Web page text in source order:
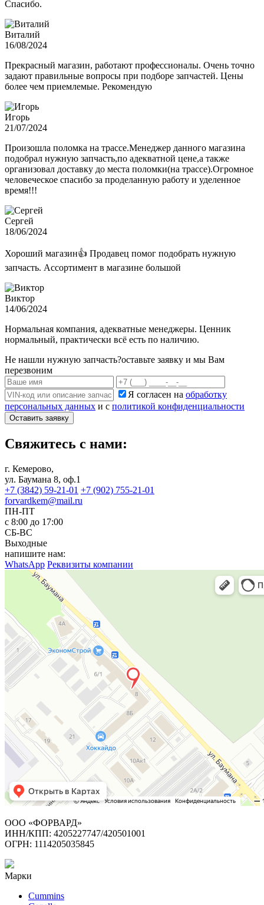
Спасибо.
Виталий
16/08/2024
Прекрасный магазин, работают профессионалы. Очень точно
задают правильные вопросы при подборе запчастей. Цены
более чем приемлемые. Рекомендую
Игорь
21/07/2024
Произошла поломка на трассе.Менеджер данного магазина
подобрал нужную запчасть,по адекватной цене,а также
организовал доставку до места поломки(на трассе).Огромное
человеческое спасибо за проделанную работу и уделенное
время!!!
Сергей
18/06/2024
Хороший магазин👍 Продавец помог подобрать нужную
запчасть. Ассортимент в магазине большой
Виктор
14/06/2024
Нормальная компания, адекватные менеджеры. Ценник
нормальный, практически всё есть по наличию.
Не нашли нужную запчасть?оставьте заявку и мы Вам
перезвоним
Я согласен на обработку
персональных данных и с политикой конфиденциальности
Оставить заявку
Свяжитесь с нами:
г. Кемерово,
ул. Баумана 8, оф.1
+7 (3842) 59-21-01 +7 (902) 755-21-01
forvardkem@mail.ru
ПН-ПТ
с 8:00 до 17:00
СБ-ВС
Выходные
напишите нам:
WhatsApp Реквизиты компании
ООО «ФОРВАРД»
ИНН/КПП: 4205227747/420501001
ОГРН: 1114205035845
Марки
Cummins